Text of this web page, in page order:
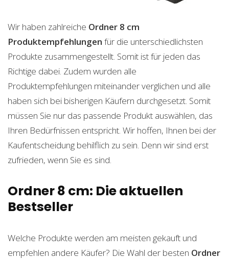
Wir haben zahlreiche Ordner 8 cm
Produktempfehlungen für die unterschiedlichsten
Produkte zusammengestellt. Somit ist für jeden das
Richtige dabei. Zudem wurden alle
Produktempfehlungen miteinander verglichen und alle
haben sich bei bisherigen Käufern durchgesetzt. Somit
müssen Sie nur das passende Produkt auswählen, das
Ihren Bedürfnissen entspricht. Wir hoffen, Ihnen bei der
Kaufentscheidung behilflich zu sein. Denn wir sind erst
zufrieden, wenn Sie es sind.
Ordner 8 cm: Die aktuellen
Bestseller
Welche Produkte werden am meisten gekauft und
empfehlen andere Käufer? Die Wahl der besten Ordner